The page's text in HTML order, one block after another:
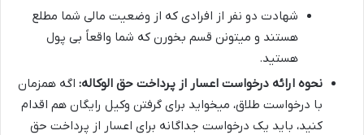
شهادت دو نفر از افرادی که از وضعیت مالی شما مطلع
هستند و میتونن قسم بخورن که شما واقعاً بی پول
هستید.
نحوه ارائه درخواست اعسار از پرداخت حق الوکاله: اگه همزمان
با درخواست طلاق، میخواید برای گرفتن وکیل رایگان هم اقدام
کنید، باید یک درخواست جداگانه برای اعسار از پرداخت حق